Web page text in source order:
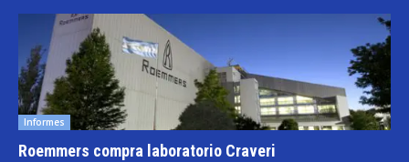
Informes
Roemmers compra laboratorio Craveri